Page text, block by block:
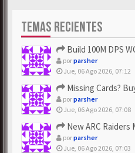
TEMAS RECIENTES
Build 100M DPS WORB
porparsher
Jue, 06 Ago 2026, 07:12
Missing Cards? Buy
porparsher
Jue, 06 Ago 2026, 07:08
New ARC Raiders
porparsher
Jue, 06 Ago 2026, 07:03